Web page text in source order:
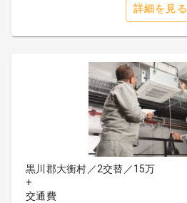
詳細を見る
黒川郡大衡村／2交替／15万
+
交通費